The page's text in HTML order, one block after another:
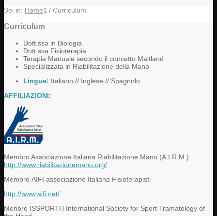
Sei in: Home1 / Curriculum
Curriculum
Dott.ssa in Biologia
Dott.ssa Fisioterapia
Terapia Manuale secondo il concetto Maitland
Specializzata in Riabilitazione della Mano
Lingue: Italiano // Inglese // Spagnolo
AFFILIAZIONI:
Membro Associazione Italiana Riabilitazione Mano (A.I.R.M.)
http://www.riabilitazionemano.org/
Membro AIFI associazione Italiana Fisioterapisti
http://www.aifi.net/
Menbro ISSPORTH International Society for Sport Tramatology of